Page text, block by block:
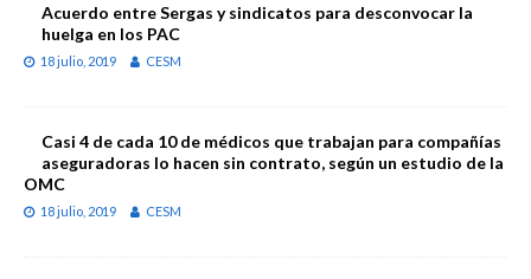
Acuerdo entre Sergas y sindicatos para desconvocar la
huelga en los PAC
18 julio, 2019 CESM
Casi 4 de cada 10 de médicos que trabajan para compañías
aseguradoras lo hacen sin contrato, según un estudio de la
OMC
18 julio, 2019 CESM